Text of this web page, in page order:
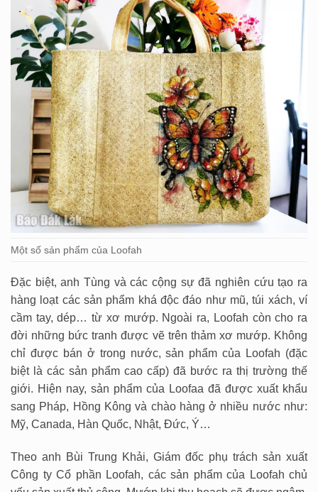
Một số sản phẩm của Loofah
Đặc biệt, anh Tùng và các cộng sự đã nghiên cứu tạo ra
hàng loạt các sản phẩm khá độc đáo như mũ, túi xách, ví
cầm tay, dép… từ xơ mướp. Ngoài ra, Loofah còn cho ra
đời những bức tranh được vẽ trên thảm xơ mướp. Không
chỉ được bán ở trong nước, sản phẩm của Loofah (đặc
biệt là các sản phẩm cao cấp) đã bước ra thị trường thế
giới. Hiện nay, sản phẩm của Loofaa đã được xuất khẩu
sang Pháp, Hồng Kông và chào hàng ở nhiều nước như:
Mỹ, Canada, Hàn Quốc, Nhật, Đức, Ý…
Theo anh Bùi Trung Khải, Giám đốc phụ trách sản xuất
Công ty Cổ phần Loofah, các sản phẩm của Loofah chủ